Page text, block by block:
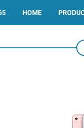
HOME